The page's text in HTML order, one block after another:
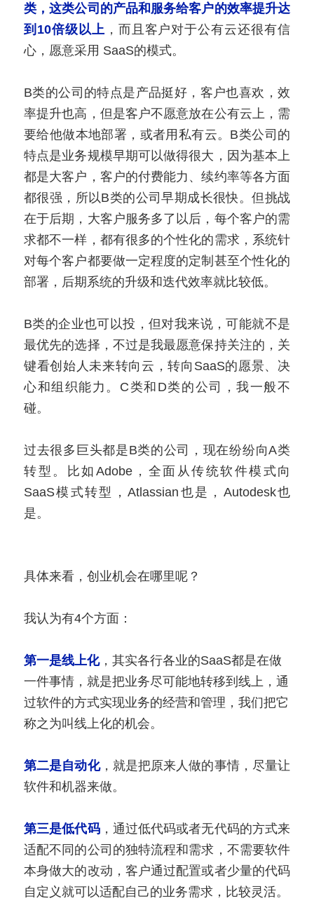
类，这类公司的产品和服务给客户的效率提升达
到10倍级以上 ，而且客户对于公有云还很有信
心，愿意采用 SaaS的模式。
B类的公司的特点是产品挺好，客户也喜欢，效
率提升也高，但是客户不愿意放在公有云上，需
要给他做本地部署，或者用私有云。B类公司的
特点是业务规模早期可以做得很大，因为基本上
都是大客户，客户的付费能力、续约率等各方面
都很强，所以B类的公司早期成长很快。但挑战
在于后期，大客户服务多了以后，每个客户的需
求都不一样，都有很多的个性化的需求，系统针
对每个客户都要做一定程度的定制甚至个性化的
部署，后期系统的升级和迭代效率就比较低。
B类的企业也可以投，但对我来说，可能就不是
最优先的选择，不过是我最愿意保持关注的，关
键看创始人未来转向云，转向SaaS的愿景、决
心和组织能力。C类和D类的公司，我一般不
碰。
过去很多巨头都是B类的公司，现在纷纷向A类
转型。比如Adobe，全面从传统软件模式向
SaaS模式转型，Atlassian也是，Autodesk也
是。
具体来看，创业机会在哪里呢？
我认为有4个方面：
第一是线上化，其实各行各业的SaaS都是在做
一件事情，就是把业务尽可能地转移到线上，通
过软件的方式实现业务的经营和管理，我们把它
称之为叫线上化的机会。
第二是自动化，就是把原来人做的事情，尽量让
软件和机器来做。
第三是低代码，通过低代码或者无代码的方式来
适配不同的公司的独特流程和需求，不需要软件
本身做大的改动，客户通过配置或者少量的代码
自定义就可以适配自己的业务需求，比较灵活。